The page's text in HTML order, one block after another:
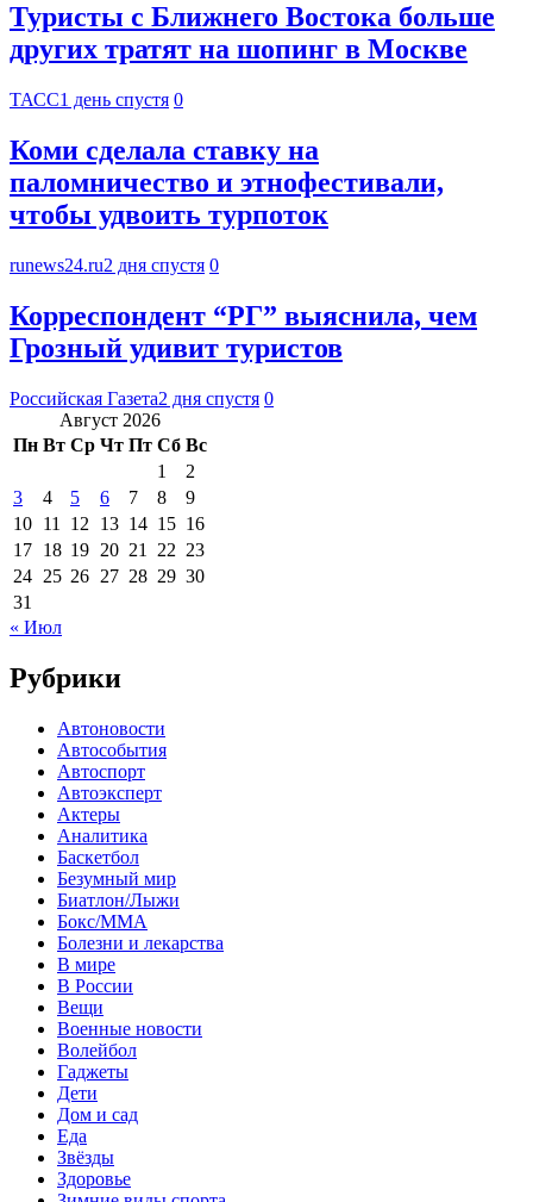
Туристы с Ближнего Востока больше
других тратят на шопинг в Москве
ТАСС1 день спустя 0
Коми сделала ставку на
паломничество и этнофестивали,
чтобы удвоить турпоток
runews24.ru2 дня спустя 0
Корреспондент “РГ” выяснила, чем
Грозный удивит туристов
Российская Газета2 дня спустя 0
Август 2026
Пн Вт Ср Чт Пт Сб Вс
1
2
3
4 5 6 7 8
9
10 11 12 13 14 15 16
17 18 19 20 21 22 23
24 25 26 27 28 29 30
31
« Июл
Рубрики
Автоновости
Автособытия
Автоспорт
Автоэксперт
Актеры
Аналитика
Баскетбол
Безумный мир
Биатлон/Лыжи
Бокс/MMA
Болезни и лекарства
В мире
В России
Вещи
Военные новости
Волейбол
Гаджеты
Дети
Дом и сад
Еда
Звёзды
Здоровье